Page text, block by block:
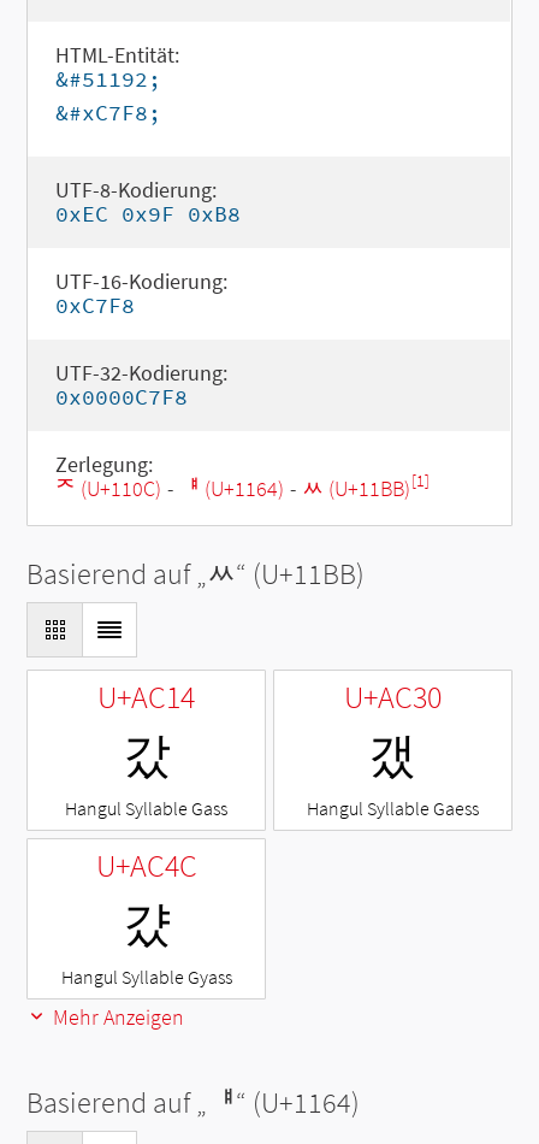
HTML-Entität:
&#51192;
&#xC7F8;
UTF-8-Kodierung:
0xEC 0x9F 0xB8
UTF-16-Kodierung:
0xC7F8
UTF-32-Kodierung:
0x0000C7F8
Zerlegung:
ᄌ (U+110C) - ᅤ (U+1164) - ᆻ (U+11BB)[1]
Basierend auf „ᆻ“ (U+11BB)
U+AC14
갔
Hangul Syllable Gass
U+AC30
갰
Hangul Syllable Gaess
U+AC4C
걌
Hangul Syllable Gyass
Mehr Anzeigen
Basierend auf „ ᅤ“ (U+1164)